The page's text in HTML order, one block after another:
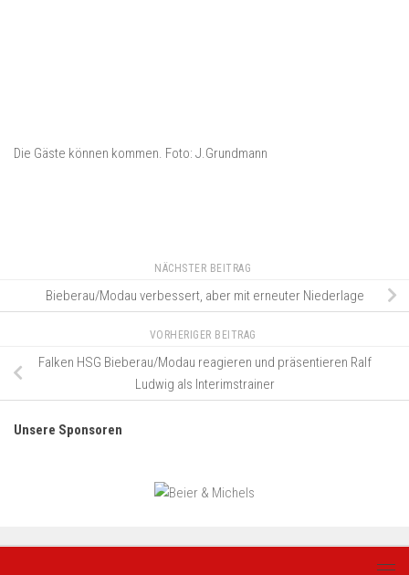
Die Gäste können kommen. Foto: J.Grundmann
NÄCHSTER BEITRAG
Bieberau/Modau verbessert, aber mit erneuter Niederlage
VORHERIGER BEITRAG
Falken HSG Bieberau/Modau reagieren und präsentieren Ralf
Ludwig als Interimstrainer
Unsere Sponsoren